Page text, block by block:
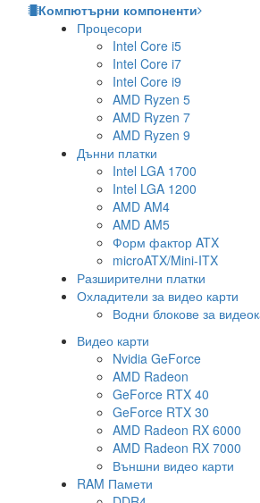
Компютърни компоненти
Процесори
Intel Core i5
Intel Core i7
Intel Core i9
AMD Ryzen 5
AMD Ryzen 7
AMD Ryzen 9
Дънни платки
Intel LGA 1700
Intel LGA 1200
AMD AM4
AMD AM5
Форм фактор ATX
microATX/Mini-ITX
Разширителни платки
Охладители за видео карти
Водни блокове за
Видео карти
Nvidia GeForce
AMD Radeon
GeForce RTX 40
GeForce RTX 30
AMD Radeon RX 6000
AMD Radeon RX 7000
Външни видео карти
RAM Памети